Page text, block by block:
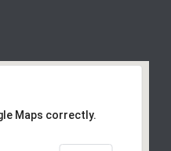
Maps correctly.